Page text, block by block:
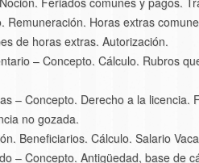
Remuneración. Horas extras
de horas extras. Autorización.
– Concepto. Cálculo. Rubros
– Concepto. Derecho a la
no gozada.
Beneficiarios. Cálculo. Salario
– Concepto. Antigüedad, base de